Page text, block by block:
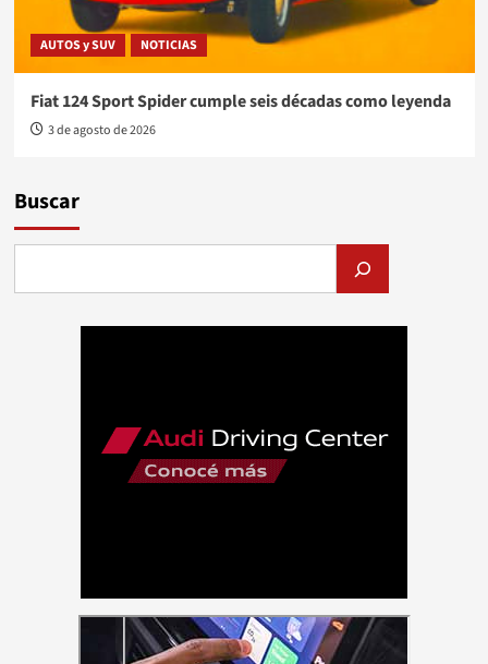
AUTOS y SUV NOTICIAS
Fiat 124 Sport Spider cumple seis décadas como leyenda
3 de agosto de 2026
Buscar